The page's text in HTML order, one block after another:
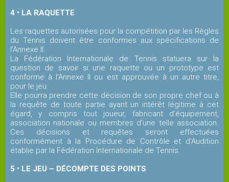
Tournoi
Vétérans
PICKLEBALL
Actualités
Jouer
Tournois
4 • LA RAQUETTE
Les raquettes autorisées pour la compétition par les Règles
du Tennis doivent être conformes aux spécifications de
l’Annexe II.
La Fédération Internationale de Tennis statuera sur la
question de savoir si une raquette ou un prototype est
conforme à l’Annexe II ou est approuvée à un autre titre,
pour le jeu.
Elle pourra prendre cette décision de son propre chef ou à
la requête de toute partie ayant un intérêt légitime à cet
égard, y compris tout joueur, fabricant d’équipement,
association nationale ou membres d’une telle association.
Ces décisions et requêtes seront effectuées
conformément à la Procédure de Contrôle et d’Audition
établie par la Fédération Internationale de Tennis.
5 • LE JEU – DÉCOMPTE DES POINTS